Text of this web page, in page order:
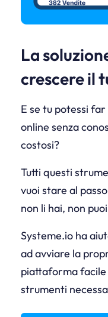
La
crescere il
E se tu potessi
online senza
costosi?
Tutti questi
vuoi stare al
non li hai, non
Systeme.io ha
ad avviare la
piattaforma facile
strumenti